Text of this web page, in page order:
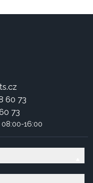
60 73
73
16:00